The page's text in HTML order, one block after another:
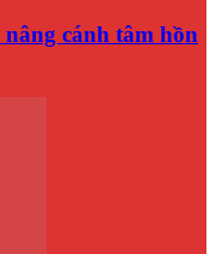
cánh tâm hồn